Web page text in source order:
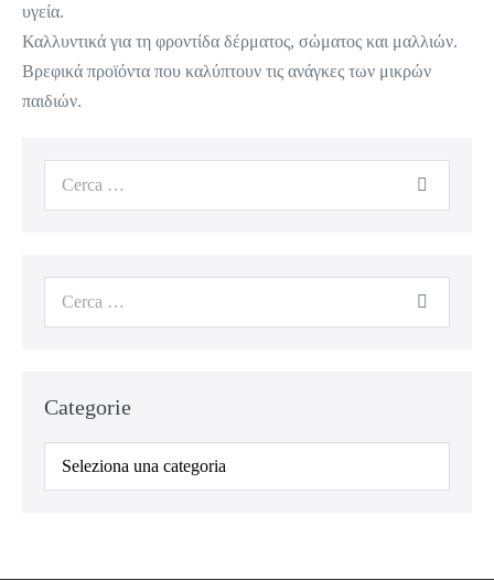
υγεία.
Καλλυντικά για τη φροντίδα δέρματος, σώματος και μαλλιών.
Βρεφικά προϊόντα που καλύπτουν τις ανάγκες των μικρών
παιδιών.
Categorie